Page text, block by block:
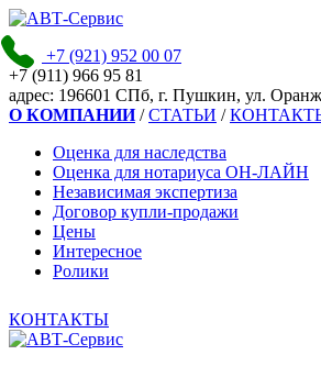
+7 (921) 952 00 07
+7 (911) 966 95 81
адpec: 196601 СПб, г. Пушкин, ул.
О КОМПАНИИ/СТАТЬИ /
Оценка для наследства
Оценка для нотариуса ОН-ЛАЙН
Независимая экспертиза
Договор купли-продажи
Цены
Интересное
Ролики
КОНТАКТЫ